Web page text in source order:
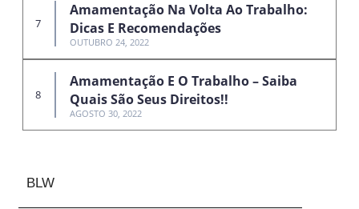
Amamentação Na Volta Ao Trabalho:
Dicas E Recomendações
OUTUBRO 24, 2022
Amamentação E O Trabalho – Saiba
Quais São Seus Direitos!!
AGOSTO 30, 2022
BLW